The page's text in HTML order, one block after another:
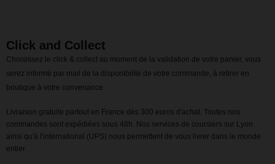
Click and Collect
Choisissez le click & collect au moment de la validation de votre panier, vous
serez informé par mail de la disponibilité de votre commande, à retirer en
boutique à votre convenance.
Livraison gratuite partout en France dès 300 euros d'achat. Toutes nos
commandes sont expédiées sous 48h. Nos services de coursiers sur Lyon
ainsi qu'à l'international (UPS) nous permettent de vous livrer dans le monde
entier.